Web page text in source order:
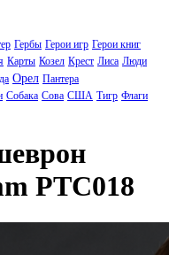
Гербы Герои игр Герои книг
Карты Козел Крест Лиса Люди
Орел Пантера
Собака Сова США Тигр Флаги
PTC018